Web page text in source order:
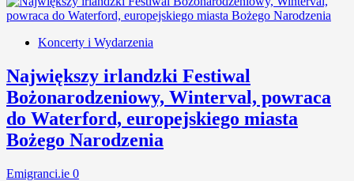
Koncerty i Wydarzenia
Największy irlandzki Festiwal
Bożonarodzeniowy, Winterval, powraca
do Waterford, europejskiego miasta
Bożego Narodzenia
Emigranci.ie 0